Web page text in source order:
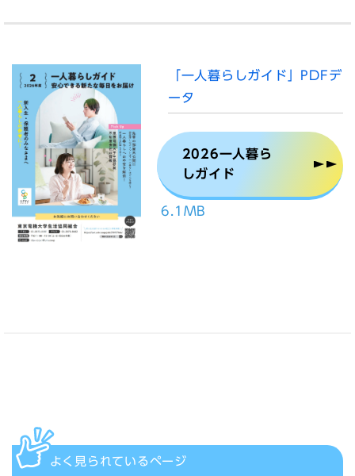
「一人暮らしガイド」PDFデ
ータ
2026一人暮ら
しガイド
6.1MB
よく見られているページ